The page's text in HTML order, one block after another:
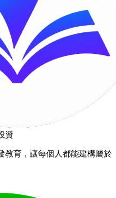
資
教育，讓每個人都能建構屬於